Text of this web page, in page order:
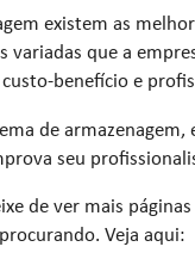
existem as
variadas que a
benefício e
de
seu
de ver mais
Veja aqui: